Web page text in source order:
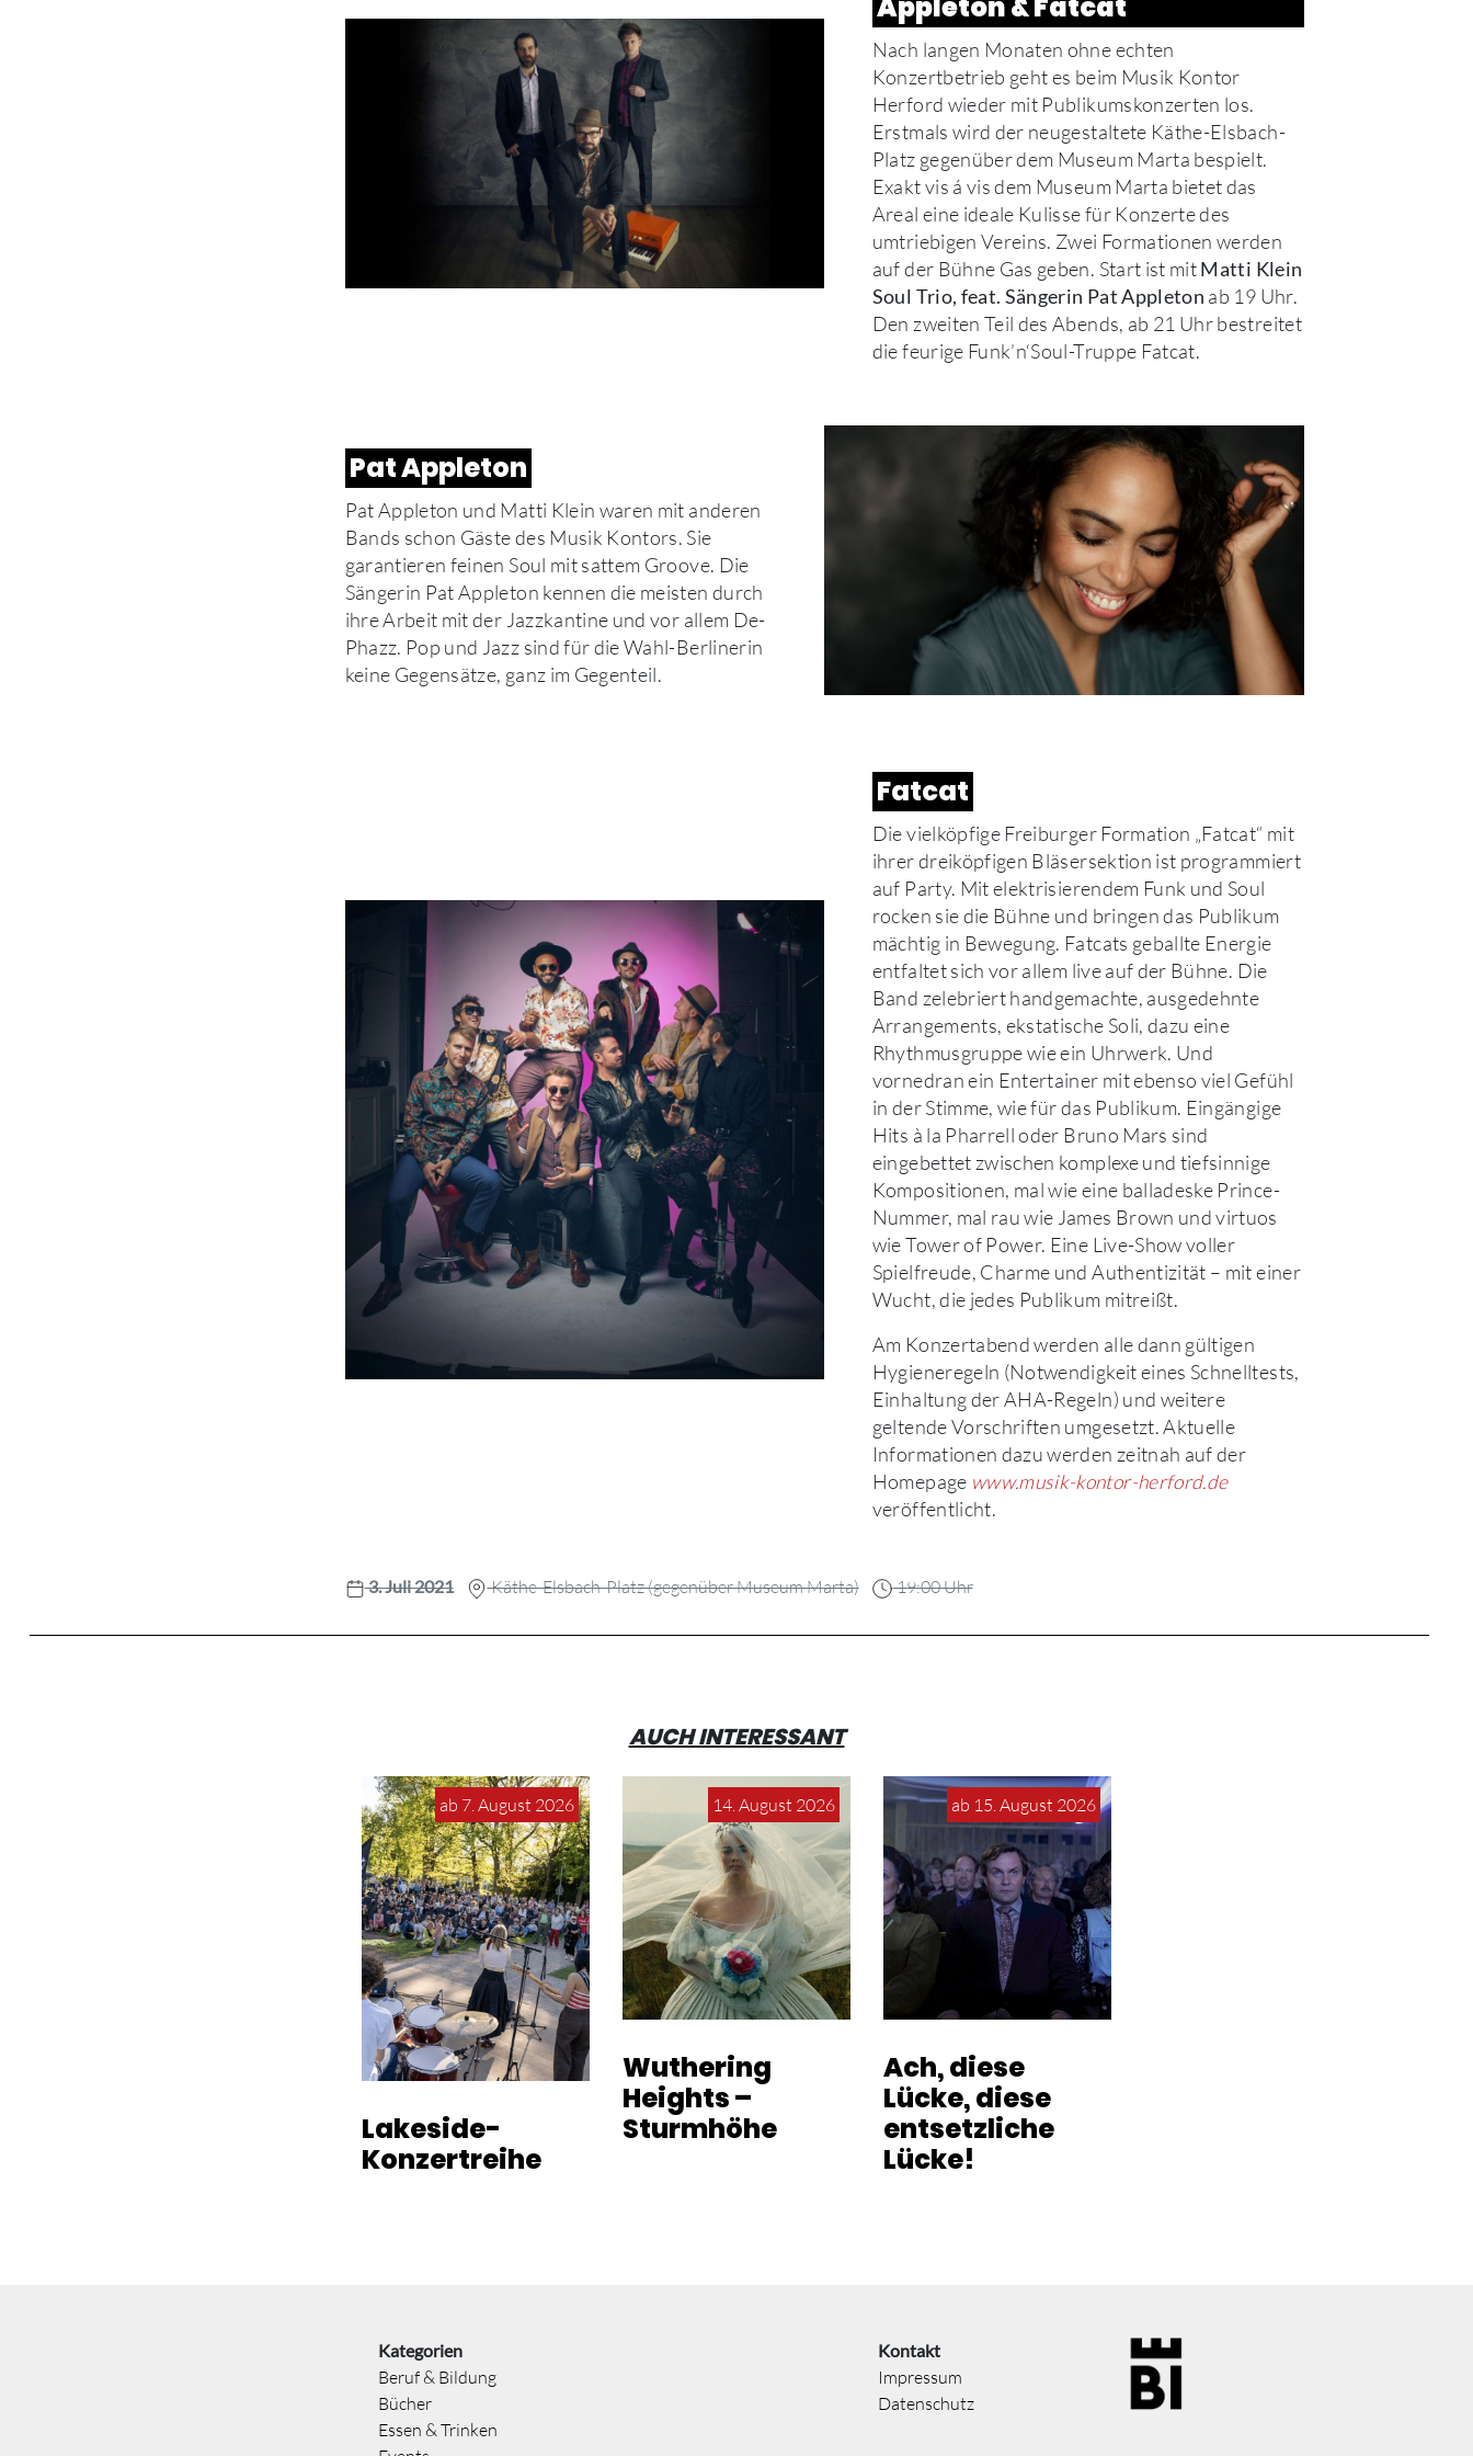
Nach langen Monaten ohne echten
Konzertbetrieb geht es beim Musik Kontor
Herford wieder mit Publikumskonzerten los.
Erstmals wird der neugestaltete Käthe-Elsbach-
Platz gegenüber dem Museum Marta bespielt.
Exakt vis á vis dem Museum Marta bietet das
Areal eine ideale Kulisse für Konzerte des
umtriebigen Vereins. Zwei Formationen werden
auf der Bühne Gas geben. Start ist mitMatti Klein
Soul Trio, feat. Sängerin Pat Appleton ab 19 Uhr.
Den zweiten Teil des Abends, ab 21 Uhr bestreitet
die feurige Funk’n‘Soul-Truppe Fatcat.
Pat Appleton
Pat Appleton und Matti Klein waren mit anderen
Bands schon Gäste des Musik Kontors. Sie
garantieren feinen Soul mit sattem Groove. Die
Sängerin Pat Appleton kennen die meisten durch
ihre Arbeit mit der Jazzkantine und vor allem De-
Phazz. Pop und Jazz sind für die Wahl-Berlinerin
keine Gegensätze, ganz im Gegenteil.
Fatcat
Die vielköpfige Freiburger Formation „Fatcat“ mit
ihrer dreiköpfigen Bläsersektion ist programmiert
auf Party. Mit elektrisierendem Funk und Soul
rocken sie die Bühne und bringen das Publikum
mächtig in Bewegung. Fatcats geballte Energie
entfaltet sich vor allem live auf der Bühne. Die
Band zelebriert handgemachte, ausgedehnte
Arrangements, ekstatische Soli, dazu eine
Rhythmusgruppe wie ein Uhrwerk. Und
vornedran ein Entertainer mit ebenso viel Gefühl
in der Stimme, wie für das Publikum. Eingängige
Hits à la Pharrell oder Bruno Mars sind
eingebettet zwischen komplexe und tiefsinnige
Kompositionen, mal wie eine balladeske Prince-
Nummer, mal rau wie James Brown und virtuos
wie Tower of Power. Eine Live-Show voller
Spielfreude, Charme und Authentizität – mit einer
Wucht, die jedes Publikum mitreißt.
Am Konzertabend werden alle dann gültigen
Hygieneregeln (Notwendigkeit eines Schnelltests,
Einhaltung der AHA-Regeln) und weitere
geltende Vorschriften umgesetzt. Aktuelle
Informationen dazu werden zeitnah auf der
Homepage www.musik-kontor-herford.de
veröffentlicht.
3. Juli 2021 Käthe-Elsbach-Platz (gegenüber Museum Marta) 19:00 Uhr
AUCH INTERESSANT
ab 7. August 2026
Lakeside-
Konzertreihe
14. August 2026
Wuthering
Heights –
Sturmhöhe
ab 15. August 2026
Ach, diese
Lücke, diese
entsetzliche
Lücke!
Kategorien
Beruf & Bildung
Bücher
Essen & Trinken
Kontakt
Impressum
Datenschutz